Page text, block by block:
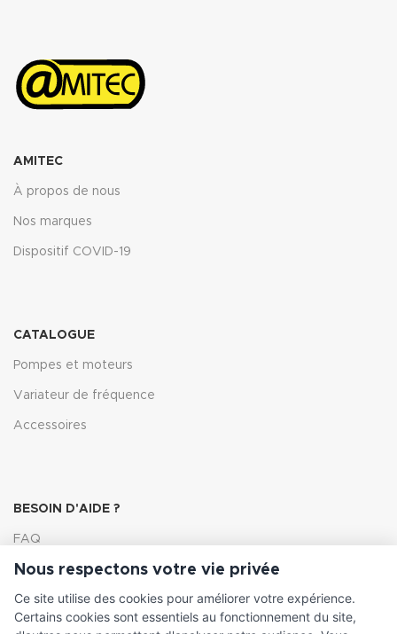
AMITEC
À propos de nous
Nos marques
Dispositif COVID-19
CATALOGUE
Pompes et moteurs
Variateur de fréquence
Accessoires
BESOIN D'AIDE ?
FAQ
Lexique
Comment choisir ma pompe
Nous respectons votre vie privée
Ce site utilise des cookies pour améliorer votre expérience.
Certains cookies sont essentiels au fonctionnement du site,